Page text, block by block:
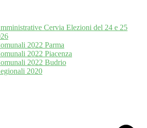
Cervia Elezioni del 24 e 25
2022 Parma
2022 Piacenza
2022 Budrio
2020